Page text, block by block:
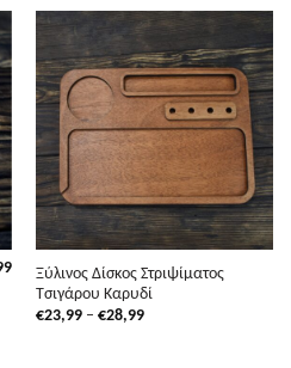
Ξύλινος Δίσκος Στριψίματος
Τσιγάρου Καρυδί
€23,99 – €28,99Price